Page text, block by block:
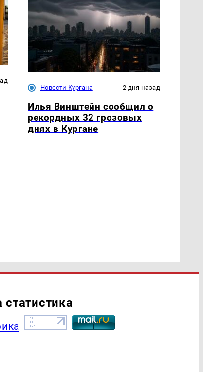
Новости Кургана 2 дня назад
Илья Винштейн сообщил о
рекордных 32 грозовых
днях в Кургане